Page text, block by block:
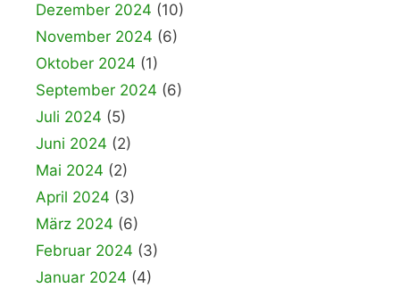
Dezember 2024 (10)
November 2024 (6)
Oktober 2024 (1)
September 2024 (6)
Juli 2024 (5)
Juni 2024 (2)
Mai 2024 (2)
April 2024 (3)
März 2024 (6)
Februar 2024 (3)
Januar 2024 (4)